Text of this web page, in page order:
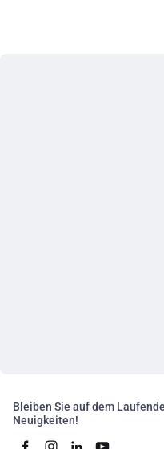
Bleiben Sie auf dem
Neuigkeiten!